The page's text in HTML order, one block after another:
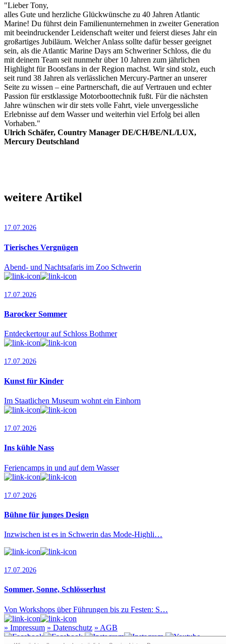
"Lieber Tony,
alles Gute und herzliche Glückwünsche zu 40 Jahren Atlantic
Marine! Du führst dein Familienunternehmen in zweiter Generation
mit beeindruckender Leidenschaft weiter und feierst dieses Jahr ein
großartiges Jubiläum. Welcher Anlass sollte dafür besser geeignet
sein, als die Atlantic Marine Days am Schweriner Schloss, die du
mit deinem Team seit nunmehr über 10 Jahren zum jährlichen
Highlight für Boots­fans in der Region machst. Wir sind stolz, euch
seit rund 38 Jahren als verlässlichen Mercury-Partner an unserer
Seite zu wissen – eine Partnerschaft, die auf Vertrauen und echter
Passion für erstklassige Motorboottechnik fußt. Für die nächsten
Jahre wünschen wir dir stets volle Fahrt, viele unvergessliche
Erlebnisse auf dem Wasser und weiterhin viel Erfolg bei allen
Vorhaben."
Ulrich Schäfer, Country Manager DE/CH/BE/NL/LUX,
Mercury Deutschland
weitere Artikel
17.07.2026
Tierisches Vergnügen
Abend- und Nachtsafaris im Zoo Schwerin
17.07.2026
Barocker Sommer
Entdeckertour auf Schloss Bothmer
17.07.2026
Kunst für Kinder
Im Staatlichen Museum wohnt ein Einhorn
17.07.2026
Ins kühle Nass
Feriencamps in und auf dem Wasser
17.07.2026
Bühne für junges Design
Inzwischen ist es in Schwerin das Mode-Highli…
17.07.2026
Sommer, Sonne, Schlösserlust
Von Workshops über Führungen bis zu Festen: S…
» Impressum » Datenschutz » AGB